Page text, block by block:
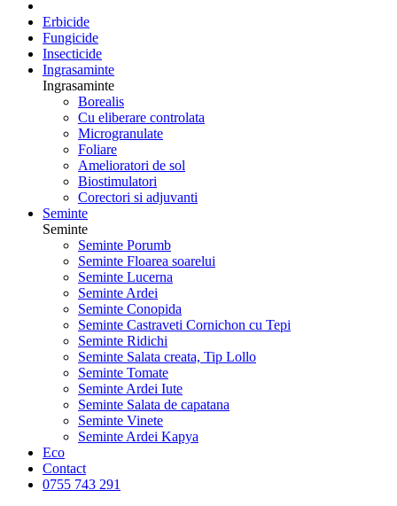
Erbicide
Fungicide
Insecticide
Ingrasaminte
Ingrasaminte
Borealis
Cu eliberare controlata
Microgranulate
Foliare
Amelioratori de sol
Biostimulatori
Corectori si adjuvanti
Seminte
Seminte
Seminte Porumb
Seminte Floarea soarelui
Seminte Lucerna
Seminte Ardei
Seminte Conopida
Seminte Castraveti Cornichon cu Tepi
Seminte Ridichi
Seminte Salata creata, Tip Lollo
Seminte Tomate
Seminte Ardei Iute
Seminte Salata de capatana
Seminte Vinete
Seminte Ardei Kapya
Eco
Contact
0755 743 291